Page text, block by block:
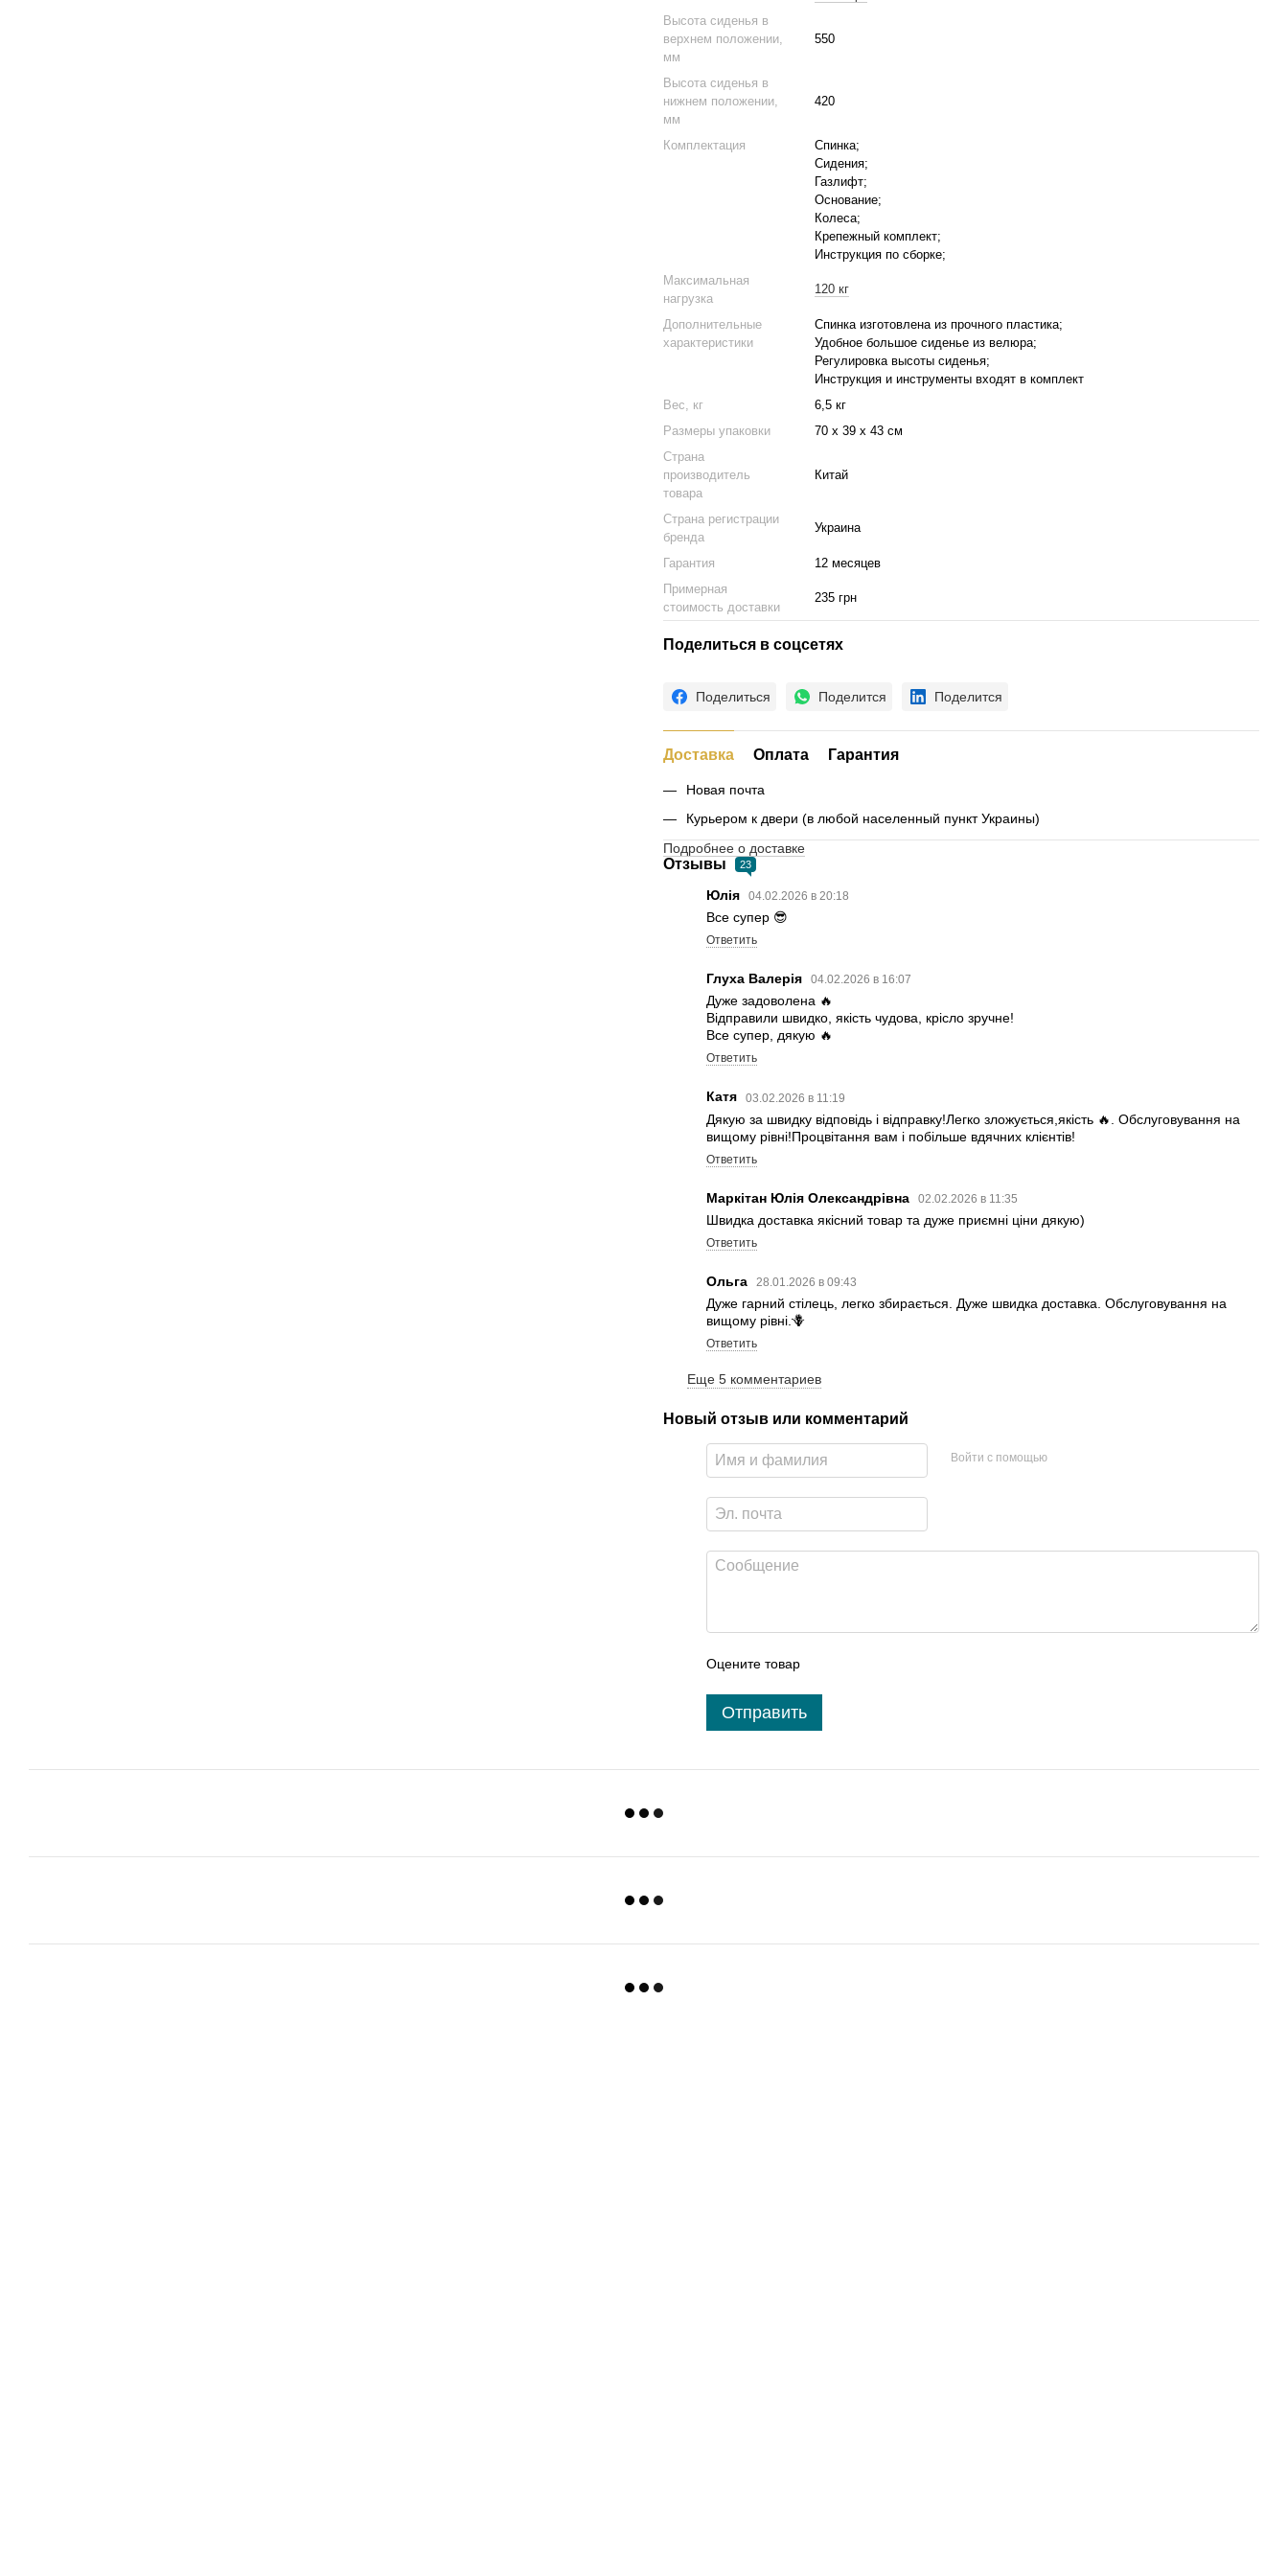
Высота сиденья в
верхнем положении,
мм
550
Высота сиденья в
нижнем положении,
мм
420
Комплектация
Спинка;
Сидения;
Газлифт;
Основание;
Колеса;
Крепежный комплект;
Инструкция по сборке;
Максимальная
нагрузка
120 кг
Дополнительные
характеристики
Спинка изготовлена ​​из прочного пластика;
Удобное большое сиденье из велюра;
Регулировка высоты сиденья;
Инструкция и инструменты входят в комплект
Вес, кг
6,5 кг
Размеры упаковки
70 х 39 х 43 см
Страна
производитель
товара
Китай
Страна регистрации
бренда
Украина
Гарантия
12 месяцев
Примерная
стоимость доставки
235 грн
Поделиться в соцсетях
Поделиться Поделится Поделится
Доставка Оплата Гарантия
Новая почта
Курьером к двери (в любой населенный пункт Украины)
Подробнее о доставке
Отзывы 23
Юлія 04.02.2026 в 20:18
Все супер 😎
Ответить
Глуха Валерія 04.02.2026 в 16:07
Дуже задоволена 🔥
Відправили швидко, якість чудова, крісло зручне!
Все супер, дякую 🔥
Ответить
Катя 03.02.2026 в 11:19
Дякую за швидку відповідь і відправку!Легко зложується,якість 🔥. Обслуговування на
вищому рівні!Процвітання вам і побільше вдячних клієнтів!
Ответить
Маркітан Юлія Олександрівна 02.02.2026 в 11:35
Швидка доставка якісний товар та дуже приємні ціни дякую)
Ответить
Ольга 28.01.2026 в 09:43
Дуже гарний стілець, легко збирається. Дуже швидка доставка. Обслуговування на
вищому рівні.🪻
Ответить
Еще 5 комментариев
Новый отзыв или комментарий
Войти с помощью
Оцените товар
Отправить